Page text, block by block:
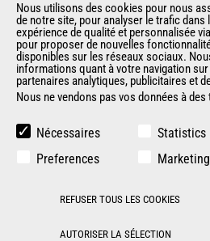
Evénements
Actualités
Historique
AUTRES SITES DU GROUPE
Manitou Group
Used Manitou Machines
Gehl
Nous utilisons des cookies pour nous
de notre site, pour analyser le trafic dans
expérience de qualité et personnalisée
pour proposer de nouvelles
disponibles sur les réseaux sociaux.
informations quant à votre navigation
partenaires analytiques, publicitaires et
Nous ne vendons pas vos données à des
Nécessaires
Statistics
Preferences
Marketing
REFUSER TOUS LES COOKIES
AUTORISER LA SÉLECTION